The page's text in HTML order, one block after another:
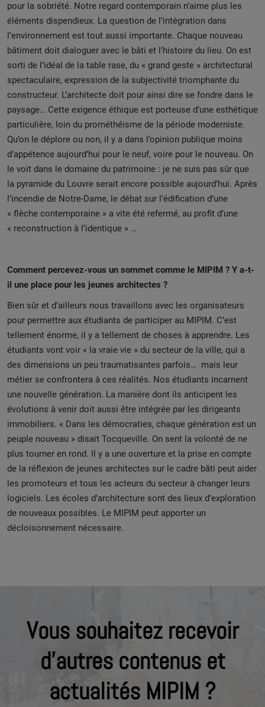
pour la sobriété. Notre regard contemporain n’aime plus les
éléments dispendieux. La question de l’intégration dans
l’environnement est tout aussi importante. Chaque nouveau
bâtiment doit dialoguer avec le bâti et l’histoire du lieu. On est
sorti de l’idéal de la table rase, du « grand geste » architectural
spectaculaire, expression de la subjectivité triomphante du
constructeur. L’architecte doit pour ainsi dire se fondre dans le
paysage… Cette exigence éthique est porteuse d’une esthétique
particulière, loin du prométhéisme de la période moderniste.
Qu’on le déplore ou non, il y a dans l’opinion publique moins
d’appétence aujourd’hui pour le neuf, voire pour le nouveau. On
le voit dans le domaine du patrimoine : je ne suis pas sûr que
la pyramide du Louvre serait encore possible aujourd’hui. Après
l’incendie de Notre-Dame, le débat sur l’édification d’une
« flèche contemporaine » a vite été refermé, au profit d’une
« reconstruction à l’identique » …
Comment percevez-vous un sommet comme le MIPIM ? Y a-t-
il une place pour les jeunes architectes ?
Bien sûr et d’ailleurs nous travaillons avec les organisateurs
pour permettre aux étudiants de participer au MIPIM. C’est
tellement énorme, il y a tellement de choses à apprendre. Les
étudiants vont voir « la vraie vie » du secteur de la ville, qui a
des dimensions un peu traumatisantes parfois… mais leur
métier se confrontera à ces réalités. Nos étudiants incarnent
une nouvelle génération. La manière dont ils anticipent les
évolutions à venir doit aussi être intégrée par les dirigeants
immobiliers. « Dans les démocraties, chaque génération est un
peuple nouveau » disait Tocqueville. On sent la volonté de ne
plus tourner en rond. Il y a une ouverture et la prise en compte
de la réflexion de jeunes architectes sur le cadre bâti peut aider
les promoteurs et tous les acteurs du secteur à changer leurs
logiciels. Les écoles d’architecture sont des lieux d’exploration
de nouveaux possibles. Le MIPIM peut apporter un
décloisonnement nécessaire.
Vous souhaitez recevoir
d'autres contenus et
actualités MIPIM ?